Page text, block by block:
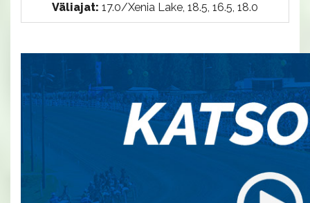
Väliajat: 17.0/Xenia Lake, 18.5, 16.5, 18.0